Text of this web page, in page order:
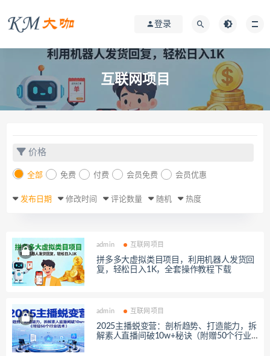
登录
互联网项目
价格
全部 免费 付费 会员免费 会员优惠
发布日期 修改时间 评论数量 随机 热度
admin 互联网项目
拼多多大虚拟类目项目，利用机器人发货回
复，轻松日入1K，全套操作教程下载
admin 互联网项目
2025主播蜕变营：剖析趋势、打造能力，拆
解素人直播间破10w+秘诀（附赠50个行业